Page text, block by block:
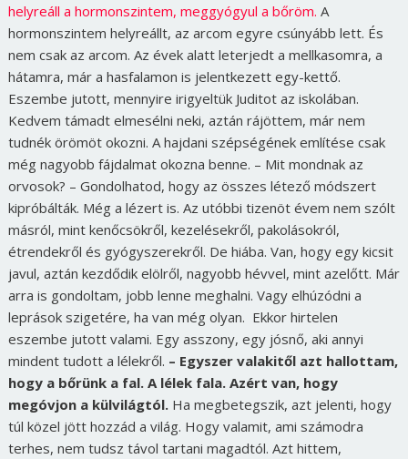
helyreáll a hormonszintem, meggyógyul a bőröm. A
hormonszintem helyreállt, az arcom egyre csúnyább lett. És
nem csak az arcom. Az évek alatt leterjedt a mellkasomra, a
hátamra, már a hasfalamon is jelentkezett egy-kettő.
Eszembe jutott, mennyire irigyeltük Juditot az iskolában.
Kedvem támadt elmesélni neki, aztán rájöttem, már nem
tudnék örömöt okozni. A hajdani szépségének említése csak
még nagyobb fájdalmat okozna benne. – Mit mondnak az
orvosok? – Gondolhatod, hogy az összes létező módszert
kipróbálták. Még a lézert is. Az utóbbi tizenöt évem nem szólt
másról, mint kenőcsökről, kezelésekről, pakolásokról,
étrendekről és gyógyszerekről. De hiába. Van, hogy egy kicsit
javul, aztán kezdődik elölről, nagyobb hévvel, mint azelőtt. Már
arra is gondoltam, jobb lenne meghalni. Vagy elhúzódni a
leprások szigetére, ha van még olyan. Ekkor hirtelen
eszembe jutott valami. Egy asszony, egy jósnő, aki annyi
mindent tudott a lélekről. – Egyszer valakitől azt hallottam,
hogy a bőrünk a fal. A lélek fala. Azért van, hogy
megóvjon a külvilágtól.Ha megbetegszik, azt jelenti, hogy
túl közel jött hozzád a világ. Hogy valamit, ami számodra
terhes, nem tudsz távol tartani magadtól. Azt hittem,